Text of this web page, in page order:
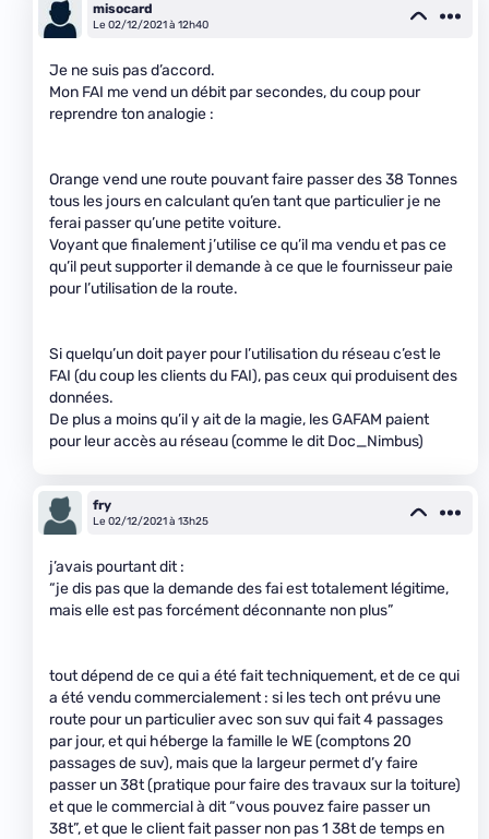
misocard
Le 02/12/2021 à 12h40
Je ne suis pas d’accord.
Mon FAI me vend un débit par secondes, du coup pour
reprendre ton analogie :
Orange vend une route pouvant faire passer des 38 Tonnes
tous les jours en calculant qu’en tant que particulier je ne
ferai passer qu’une petite voiture.
Voyant que finalement j’utilise ce qu’il ma vendu et pas ce
qu’il peut supporter il demande à ce que le fournisseur paie
pour l’utilisation de la route.
Si quelqu’un doit payer pour l’utilisation du réseau c’est le
FAI (du coup les clients du FAI), pas ceux qui produisent des
données.
De plus a moins qu’il y ait de la magie, les GAFAM paient
pour leur accès au réseau (comme le dit Doc_Nimbus)
fry
Le 02/12/2021 à 13h25
j’avais pourtant dit :
“je dis pas que la demande des fai est totalement légitime,
mais elle est pas forcément déconnante non plus”
tout dépend de ce qui a été fait techniquement, et de ce qui
a été vendu commercialement : si les tech ont prévu une
route pour un particulier avec son suv qui fait 4 passages
par jour, et qui héberge la famille le WE (comptons 20
passages de suv), mais que la largeur permet d’y faire
passer un 38t (pratique pour faire des travaux sur la toiture)
et que le commercial à dit “vous pouvez faire passer un
38t”, et que le client fait passer non pas 1 38t de temps en